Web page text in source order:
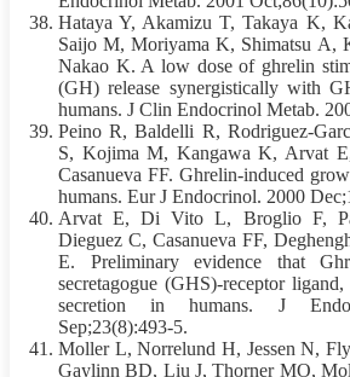
Hataya Y, Akamizu T, Takaya K,
Saijo M, Moriyama K, Shimatsu A,
Nakao K. A low dose of ghrelin
(GH) release synergistically with
humans. J Clin Endocrinol Metab.
Peino R, Baldelli R, Rodriguez-
S, Kojima M, Kangawa K, Arvat
Casanueva FF. Ghrelin-induced
humans. Eur J Endocrinol. 2000
Arvat E, Di Vito L, Broglio F,
Dieguez C, Casanueva FF,
E. Preliminary evidence that
secretagogue (GHS)-receptor
secretion in humans. J
Sep;23(8):493-5.
Moller L, Norrelund H, Jessen N,
Gaylinn BD, Liu J, Thorner MO,